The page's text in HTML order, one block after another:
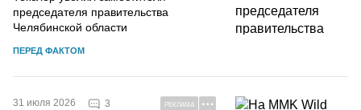
председателя правительства
Челябинской области
ПЕРЕД ФАКТОМ
31 июля 2026 3 РЕКЛАМА